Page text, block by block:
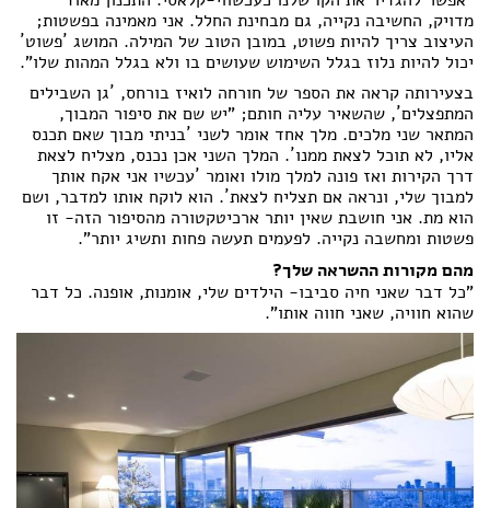
מדויק, החשיבה נקייה, גם מבחינת החלל. אני מאמינה בפשטות;
העיצוב צריך להיות פשוט, במובן הטוב של המילה. המושג ´פשוט´
יכול להיות נלוז בגלל השימוש שעושים בו ולא בגלל המהות שלו".
בצעירותה קראה את הספר של חורחה לואיז בורחס, ´גן השבילים
המתפצלים´, שהשאיר עליה חותם; "יש שם את סיפור המבוך,
המתאר שני מלכים. מלך אחד אומר לשני ´בניתי מבוך שאם תכנס
אליו, לא תוכל לצאת ממנו´. המלך השני אכן נכנס, מצליח לצאת
דרך הקירות ואז פונה למלך מולו ואומר ´עכשיו אני אקח אותך
למבוך שלי, ונראה אם תצליח לצאת´. הוא לוקח אותו למדבר, ושם
הוא מת. אני חושבת שאין יותר ארכיטקטורה מהסיפור הזה- זו
פשטות ומחשבה נקייה. לפעמים תעשה פחות ותשיג יותר".
מהם מקורות ההשראה שלך?
"כל דבר שאני חיה סביבו- הילדים שלי, אומנות, אופנה. כל דבר
שהוא חוויה, שאני חווה אותו".